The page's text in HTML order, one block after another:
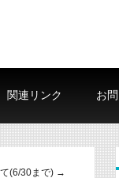
関連リンク お
(6/30まで) →